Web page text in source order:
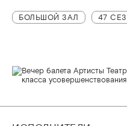
БОЛЬШОЙ ЗАЛ 47